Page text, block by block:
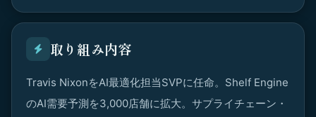
取り組み内容
Travis NixonをAI最適化担当SVPに任命。Shelf Engine
のAI需要予測を3,000店舗に拡大。サプライチェーン・